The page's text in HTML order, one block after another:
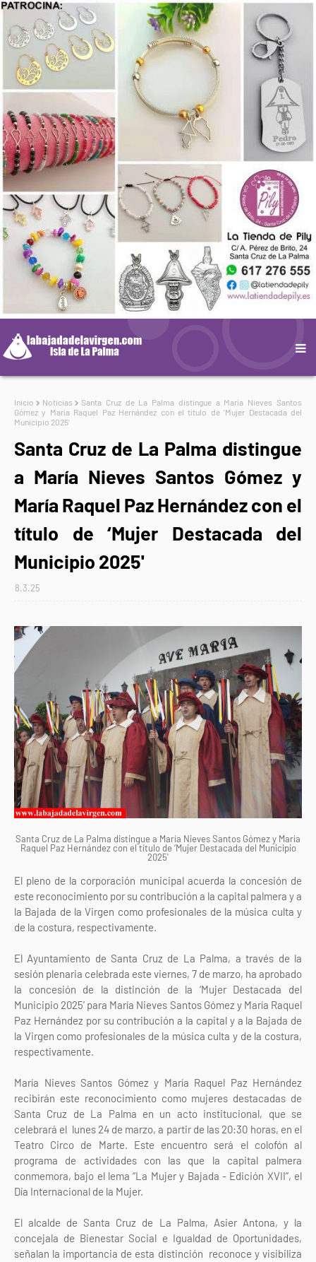
Inicio Noticias
Santa Cruz de La Palma distingue a María Nieves Santos
Gómez y María Raquel Paz Hernández con el título de ‘Mujer Destacada del
Municipio 2025'
Santa Cruz de La Palma distingue
a María Nieves Santos Gómez y
María Raquel Paz Hernández con el
título de ‘Mujer Destacada del
Municipio 2025'
8.3.25
Santa Cruz de La Palma distingue a María Nieves Santos Gómez y María
Raquel Paz Hernández con el título de ‘Mujer Destacada del Municipio
2025'
El pleno de la corporación municipal acuerda la concesión de
este reconocimiento por su contribución a la capital palmera y a
la Bajada de la Virgen como profesionales de la música culta y
de la costura, respectivamente.
El Ayuntamiento de Santa Cruz de La Palma, a través de la
sesión plenaria celebrada este viernes, 7 de marzo, ha aprobado
la concesión de la distinción de la ‘Mujer Destacada del
Municipio 2025’ para María Nieves Santos Gómez y María Raquel
Paz Hernández por su contribución a la capital y a la Bajada de
la Virgen como profesionales de la música culta y de la costura,
respectivamente.
María Nieves Santos Gómez y María Raquel Paz Hernández
recibirán este reconocimiento como mujeres destacadas de
Santa Cruz de La Palma en un acto institucional, que se
celebrará el lunes 24 de marzo, a partir de las 20:30 horas, en el
Teatro Circo de Marte. Este encuentro será el colofón al
programa de actividades con las que la capital palmera
conmemora, bajo el lema “La Mujer y Bajada - Edición XVII”, el
Día Internacional de la Mujer.
El alcalde de Santa Cruz de La Palma, Asier Antona, y la
concejala de Bienestar Social e Igualdad de Oportunidades,
señalan la importancia de esta distinción reconoce y visibiliza